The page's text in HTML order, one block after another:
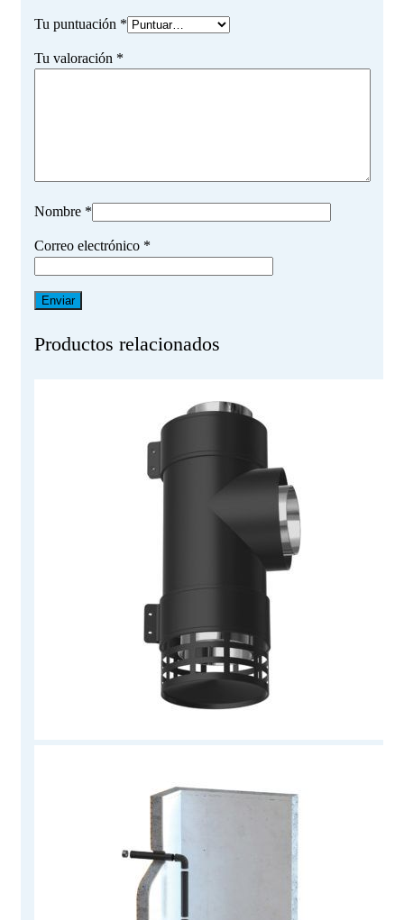
Tu puntuación *
Tu valoración *
Nombre *
Correo electrónico *
Productos relacionados